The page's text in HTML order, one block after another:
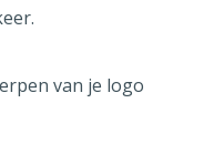
van je logo